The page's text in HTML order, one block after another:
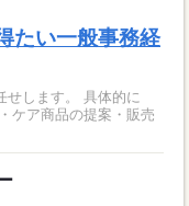
たい一般事務経
。 具体的に
ケア商品の提案・販売